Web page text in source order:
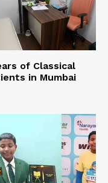
of Classical
in Mumbai